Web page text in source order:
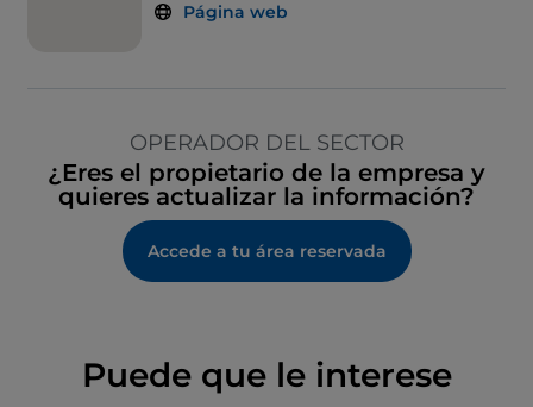
Página web
OPERADOR DEL SECTOR
¿Eres el propietario de la empresa y
quieres actualizar la información?
Accede a tu área reservada
Puede que le interese